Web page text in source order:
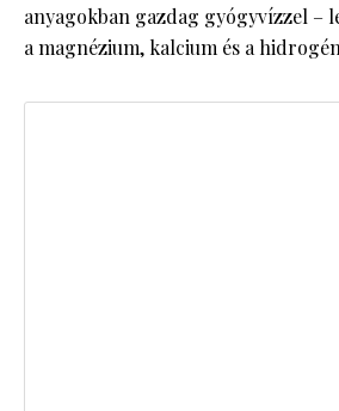
anyagokban gazdag gyógyvízzel –
a magnézium, kalcium és a